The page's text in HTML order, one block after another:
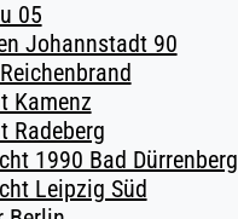
05
Johannstadt 90
Kamenz
Radeberg
1990 Bad Dürrenberg
Leipzig Süd